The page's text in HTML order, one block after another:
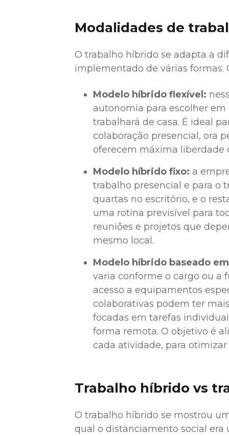
Modalidades de
O trabalho híbrido se adapta a
implementado de várias formas.
Modelo híbrido flexível:
autonomia para escolher
trabalhará de casa. É ideal
colaboração presencial, ora
oferecem máxima liberdade
Modelo híbrido fixo: a
trabalho presencial e para o
quartas no escritório, e o
uma rotina previsível para
reuniões e projetos que
mesmo local.
Modelo híbrido baseado
varia conforme o cargo ou a
acesso a equipamentos
colaborativas podem ter
focadas em tarefas
forma remota. O objetivo é
cada atividade, para
Trabalho híbrido vs
O trabalho híbrido se mostrou
qual o distanciamento social era